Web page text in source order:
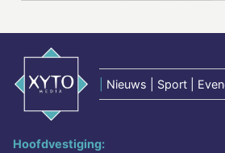
Nieuws | Sport |
Hoofdvestiging: